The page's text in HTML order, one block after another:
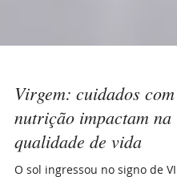
Virgem: cuidados com a
nutrição impactam na